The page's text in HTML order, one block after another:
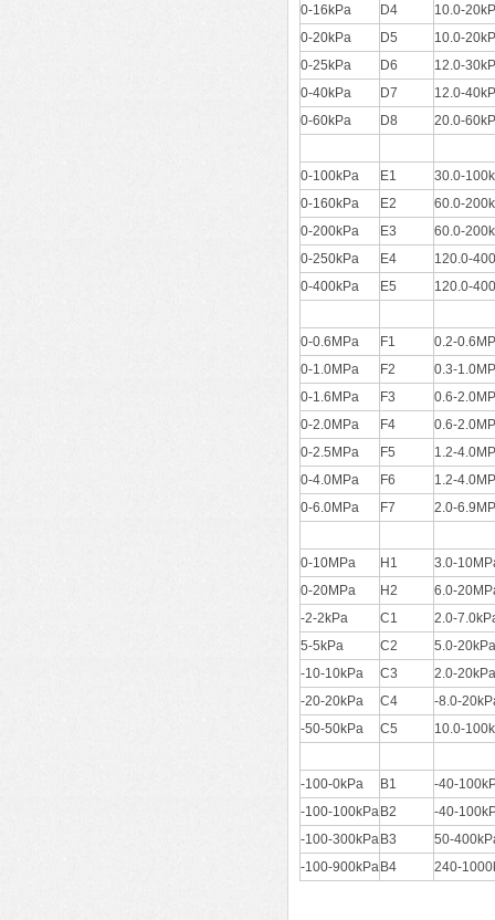
0-16kPa
D4
10.0-
0-20kPa
D5
10.0-
0-25kPa
D6
12.0-
0-40kPa
D7
12.0-
0-60kPa
D8 20.0-
0-100kPa E1
30.0-
0-160kPa
E2
60.0-
0-200kPa
E3
60.0-
0-250kPa
E4
120.0-
0-400kPa
E5 120.0-
0-0.6MPa F1
0.2-
0-1.0MPa
F2
0.3-
0-1.6MPa
F3
0.6-
0-2.0MPa
F4
0.6-
0-2.5MPa
F5
1.2-
0-4.0MPa
F6
1.2-
0-6.0MPa
F7 2.0-
0-10MPa H1
3.0-
0-20MPa
H2
6.0-
-2-2kPa
C1
2.0-
5-5kPa
C2
5.0-20kPa
-10-10kPa
C3
2.0-20kPa
-20-20kPa
C4
-8.0-
-50-50kPa
C5 10.0-
-100-0kPa B1
-40-
-100-100kPa B2
-40-
-100-300kPa B3
50-
-100-900kPa B4 240-